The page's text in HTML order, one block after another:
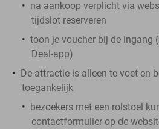
na aankoop verplicht via
tijdslot reserveren
toon je voucher bij de ingang
Deal-app)
De attractie is alleen te voet en
toegankelijk
bezoekers met een rolstoel
contactformulier op de